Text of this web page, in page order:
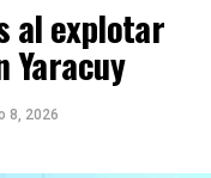
al explotar
Yaracuy
8, 2026